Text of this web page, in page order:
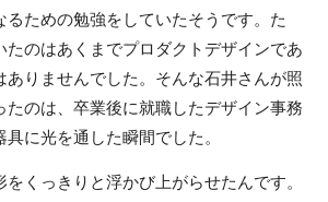
るための勉強をしていたそうです。た
たのはあくまでプロダクトデザインであ
ありませんでした。そんな石井さんが照
たのは、卒業後に就職したデザイン事務
に光を通した瞬間でした。
をくっきりと浮かび上がらせたんです。